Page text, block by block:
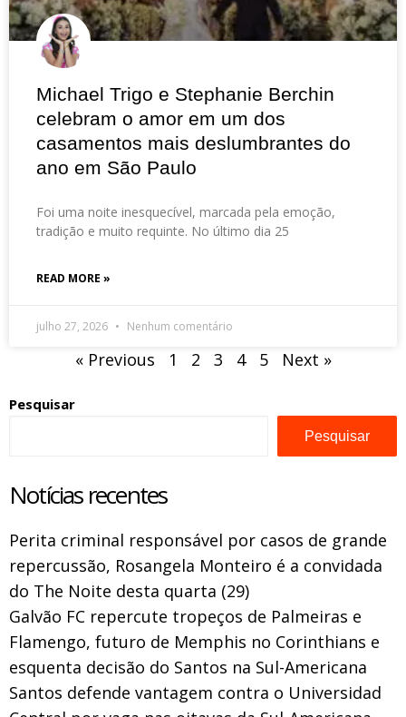
Michael Trigo e Stephanie Berchin
celebram o amor em um dos
casamentos mais deslumbrantes do
ano em São Paulo
Foi uma noite inesquecível, marcada pela emoção,
tradição e muito requinte. No último dia 25
READ MORE »
julho 27, 2026 Nenhum comentário
« Previous 1 2 3 4 5 Next »
Pesquisar
Pesquisar
Notícias recentes
Perita criminal responsável por casos de grande
repercussão, Rosangela Monteiro é a convidada
do The Noite desta quarta (29)
Galvão FC repercute tropeços de Palmeiras e
Flamengo, futuro de Memphis no Corinthians e
esquenta decisão do Santos na Sul-Americana
Santos defende vantagem contra o Universidad